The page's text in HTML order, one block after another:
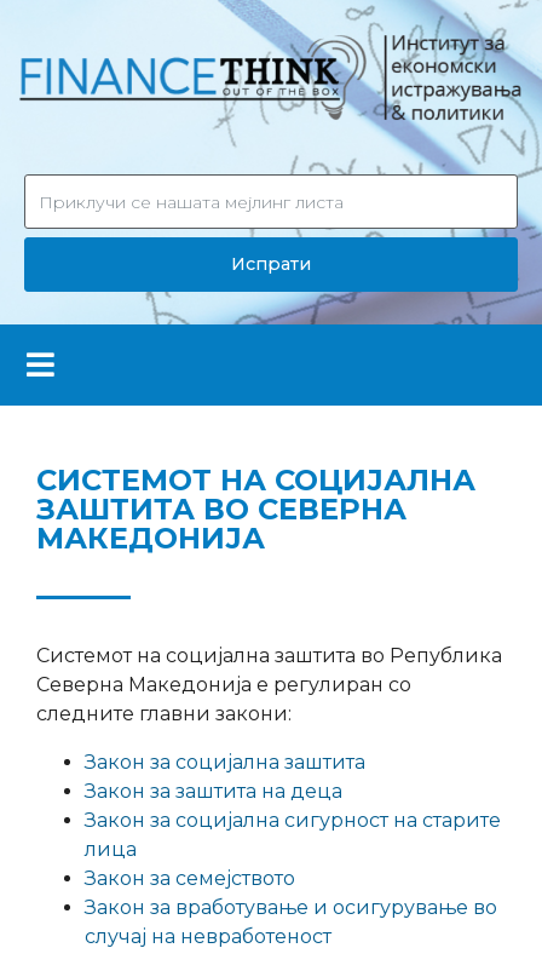
Испрати
СИСТЕМОТ НА СОЦИЈАЛНА
ЗАШТИТА ВО СЕВЕРНА
МАКЕДОНИЈА
Системот на социјална заштита во Република
Северна Македонија е регулиран со
следните главни закони:
Закон за социјална заштита
Закон за заштита на деца
Закон за социјална сигурност на старите
лица
Закон за семејството
Закон за вработување и осигурување во
случај на невработеност